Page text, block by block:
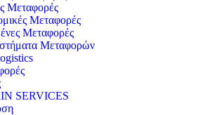
Μεταφορές
Μεταφορές
Μεταφορές
Μεταφορών
SERVICES